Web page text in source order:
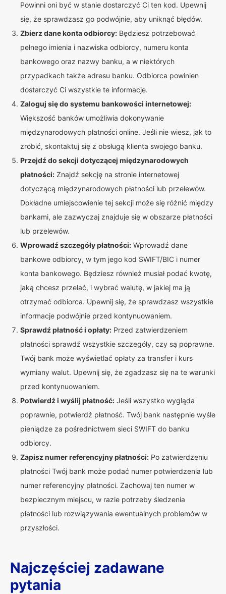
Powinni oni być w stanie dostarczyć Ci ten kod. Upewnij
się, że sprawdzasz go podwójnie, aby uniknąć błędów.
Zbierz dane konta odbiorcy: Będziesz potrzebować
pełnego imienia i nazwiska odbiorcy, numeru konta
bankowego oraz nazwy banku, a w niektórych
przypadkach także adresu banku. Odbiorca powinien
dostarczyć Ci wszystkie te informacje.
Zaloguj się do systemu bankowości internetowej:
Większość banków umożliwia dokonywanie
międzynarodowych płatności online. Jeśli nie wiesz, jak to
zrobić, skontaktuj się z obsługą klienta swojego banku.
Przejdź do sekcji dotyczącej międzynarodowych
płatności: Znajdź sekcję na stronie internetowej
dotyczącą międzynarodowych płatności lub przelewów.
Dokładne umiejscowienie tej sekcji może się różnić między
bankami, ale zazwyczaj znajduje się w obszarze płatności
lub przelewów.
Wprowadź szczegóły płatności: Wprowadź dane
bankowe odbiorcy, w tym jego kod SWIFT/BIC i numer
konta bankowego. Będziesz również musiał podać kwotę,
jaką chcesz przelać, i wybrać walutę, w jakiej ma ją
otrzymać odbiorca. Upewnij się, że sprawdzasz wszystkie
informacje podwójnie przed kontynuowaniem.
Sprawdź płatność i opłaty: Przed zatwierdzeniem
płatności sprawdź wszystkie szczegóły, czy są poprawne.
Twój bank może wyświetlać opłaty za transfer i kurs
wymiany walut. Upewnij się, że zgadzasz się na te warunki
przed kontynuowaniem.
Potwierdź i wyślij płatność: Jeśli wszystko wygląda
poprawnie, potwierdź płatność. Twój bank następnie wyśle
pieniądze za pośrednictwem sieci SWIFT do banku
odbiorcy.
Zapisz numer referencyjny płatności: Po zatwierdzeniu
płatności Twój bank może podać numer potwierdzenia lub
numer referencyjny płatności. Zachowaj ten numer w
bezpiecznym miejscu, w razie potrzeby śledzenia
płatności lub rozwiązywania ewentualnych problemów w
przyszłości.
Najczęściej zadawane
pytania